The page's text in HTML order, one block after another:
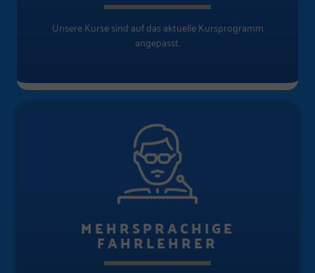
Unsere Kurse sind auf das aktuelle Kursprogramm
angepasst.
MEHRSPRACHIGE
FAHRLEHRER